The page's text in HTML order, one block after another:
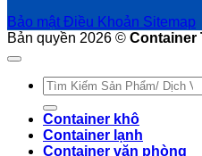
Bảo mật Điều Khoản Sitemap
Bản quyền 2026 © Container
Tìm
kiếm:
Container khô
Container lạnh
Container văn phòng